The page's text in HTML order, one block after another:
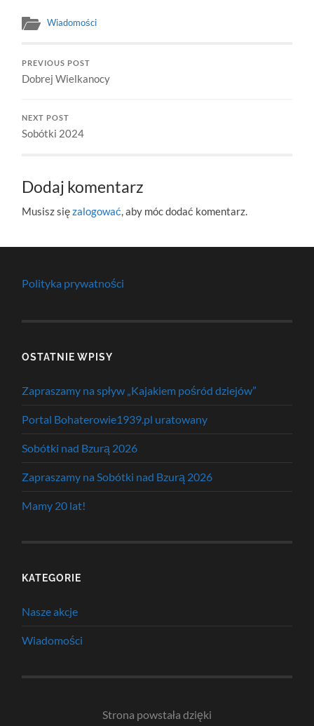
Wiadomości
PREVIOUS POST
Dobrej Wielkanocy
NEXT POST
Sobótki 2024
Dodaj komentarz
Musisz sięzalogować, aby móc dodać komentarz.
Polityka prywatności
OSTATNIE WPISY
Zapraszamy na spływ „Kajakiem pośród dziejów”
Portal Bohaterowie1939.pl uratowany
Sobótki nad Bzurą 2026
Zapraszamy na Sobótki nad Bzurą 2026
Mamy 20 lat!
KATEGORIE
Nasze akcje
Wiadomości
Strona powstała dzięki